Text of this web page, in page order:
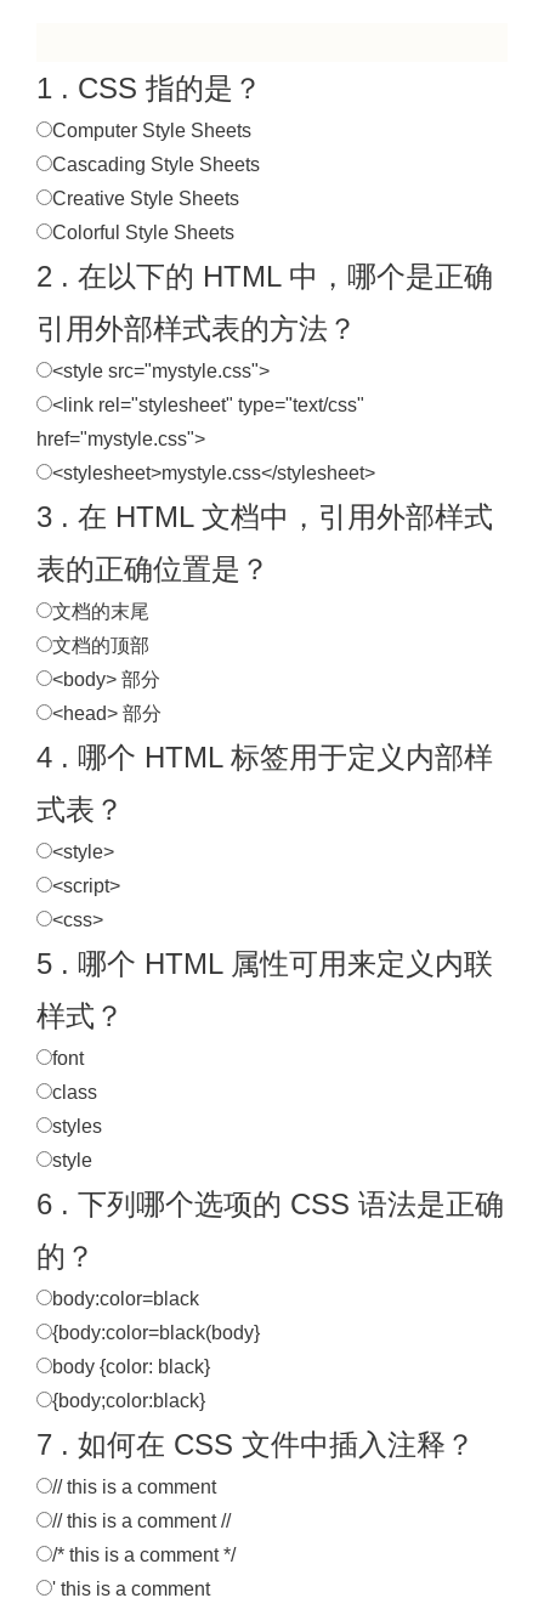
1 . CSS 指的是？
Computer Style Sheets
Cascading Style Sheets
Creative Style Sheets
Colorful Style Sheets
2 . 在以下的 HTML 中，哪个是正确
引用外部样式表的方法？
<style src="mystyle.css">
<link rel="stylesheet" type="text/css"
href="mystyle.css">
<stylesheet>mystyle.css</stylesheet>
3 . 在 HTML 文档中，引用外部样式
表的正确位置是？
文档的末尾
文档的顶部
<body> 部分
<head> 部分
4 . 哪个 HTML 标签用于定义内部样
式表？
<style>
<script>
<css>
5 . 哪个 HTML 属性可用来定义内联
样式？
font
class
styles
style
6 . 下列哪个选项的 CSS 语法是正确
的？
body:color=black
{body:color=black(body}
body {color: black}
{body;color:black}
7 . 如何在 CSS 文件中插入注释？
// this is a comment
// this is a comment //
/* this is a comment */
' this is a comment